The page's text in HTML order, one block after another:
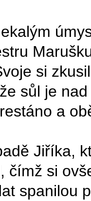
si
sůl je
a
Jiříka,
čímž si
spanilou